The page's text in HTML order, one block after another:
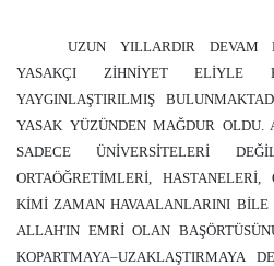
UZUN YILLARDIR DEVAM
YASAKÇI ZİHNİYET ELİYLE
YAYGINLAŞTIRILMIŞ
YASAK YÜZÜNDEN MAĞDUR OLDU.
SADECE ÜNİVERSİTELERİ
ORTAÖĞRETİMLERİ,
KİMİ ZAMAN HAVAALANLARINI BİLE
ALLAH'IN EMRİ OLAN
KOPARTMAYA–UZAKLAŞTIRMAYA